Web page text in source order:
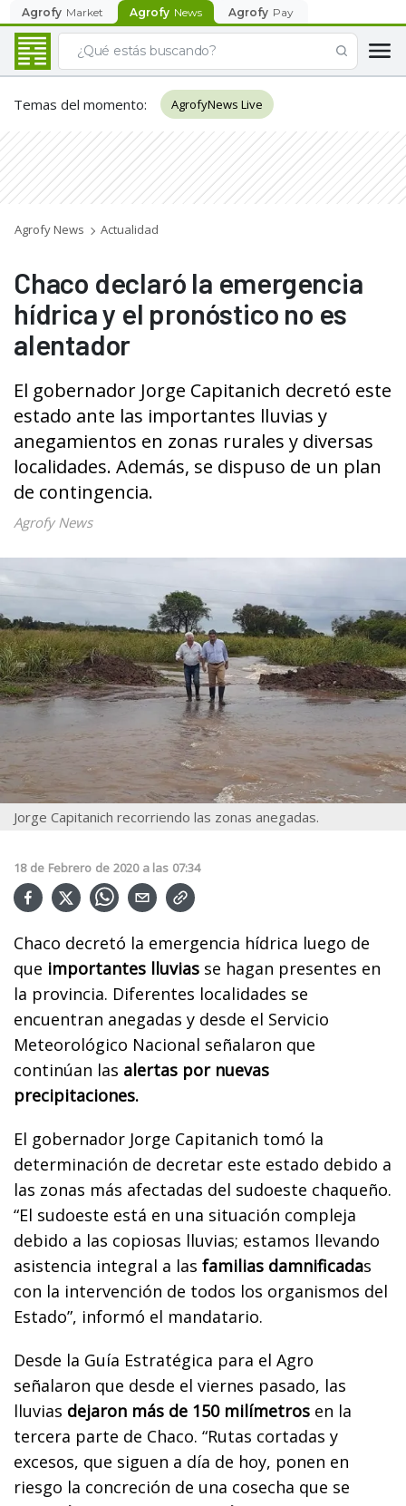
Agrofy Market Agrofy News Agrofy Pay
Temas del momento: AgrofyNews Live
Agrofy News Actualidad
Chaco declaró la emergencia
hídrica y el pronóstico no es
alentador
El gobernador Jorge Capitanich decretó este
estado ante las importantes lluvias y
anegamientos en zonas rurales y diversas
localidades. Además, se dispuso de un plan
de contingencia.
Agrofy News
Jorge Capitanich recorriendo las zonas anegadas.
18 de Febrero de 2020 a las 07:34
Chaco decretó la emergencia hídrica luego de
que importantes lluvias se hagan presentes en
la provincia. Diferentes localidades se
encuentran anegadas y desde el Servicio
Meteorológico Nacional señalaron que
continúan las alertas por nuevas
precipitaciones.
El gobernador Jorge Capitanich tomó la
determinación de decretar este estado debido a
las zonas más afectadas del sudoeste chaqueño.
“El sudoeste está en una situación compleja
debido a las copiosas lluvias; estamos llevando
asistencia integral a las familias damnificadas
con la intervención de todos los organismos del
Estado”, informó el mandatario.
Desde la Guía Estratégica para el Agro
señalaron que desde el viernes pasado, las
lluvias dejaron más de 150 milímetros en la
tercera parte de Chaco. “Rutas cortadas y
excesos, que siguen a día de hoy, ponen en
riesgo la concreción de una cosecha que se